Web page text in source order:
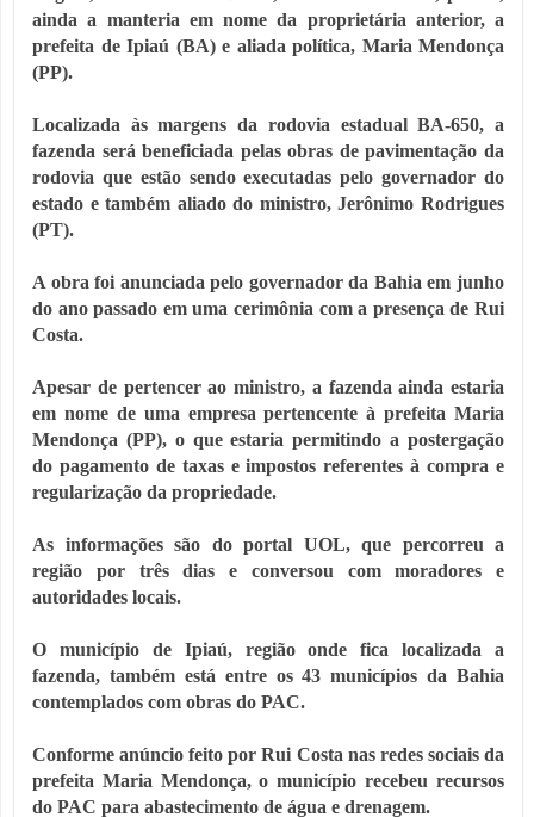
ainda a manteria em nome da proprietária anterior, a
prefeita de Ipiaú (BA) e aliada política, Maria Mendonça
(PP).
Localizada às margens da rodovia estadual BA-650, a
fazenda será beneficiada pelas obras de pavimentação da
rodovia que estão sendo executadas pelo governador do
estado e também aliado do ministro, Jerônimo Rodrigues
(PT).
A obra foi anunciada pelo governador da Bahia em junho
do ano passado em uma cerimônia com a presença de Rui
Costa.
Apesar de pertencer ao ministro, a fazenda ainda estaria
em nome de uma empresa pertencente à prefeita Maria
Mendonça (PP), o que estaria permitindo a postergação
do pagamento de taxas e impostos referentes à compra e
regularização da propriedade.
As informações são do portal UOL, que percorreu a
região por três dias e conversou com moradores e
autoridades locais.
O município de Ipiaú, região onde fica localizada a
fazenda, também está entre os 43 municípios da Bahia
contemplados com obras do PAC.
Conforme anúncio feito por Rui Costa nas redes sociais da
prefeita Maria Mendonça, o município recebeu recursos
do PAC para abastecimento de água e drenagem.